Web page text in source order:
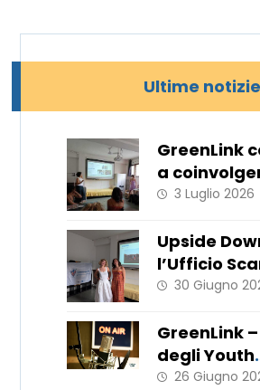
Ultime notizie
GreenLink
a
giovani!
3 Luglio 2026
Upside
l’Ufficio
Europei
del
Off”
30 Giugno
GreenLink
degli Youth
26 Giugno